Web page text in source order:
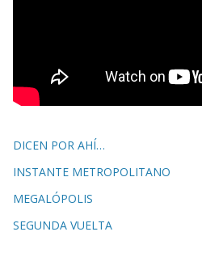
DICEN POR AHÍ…
INSTANTE METROPOLITANO
MEGALÓPOLIS
SEGUNDA VUELTA